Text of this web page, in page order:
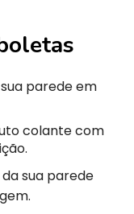
parede em
colante com
sua parede